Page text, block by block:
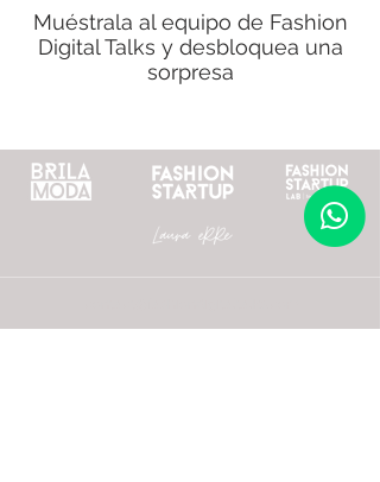
Muéstrala al equipo de Fashion
Digital Talks y desbloquea una
sorpresa